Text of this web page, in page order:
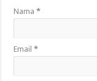
Nama*
Email*